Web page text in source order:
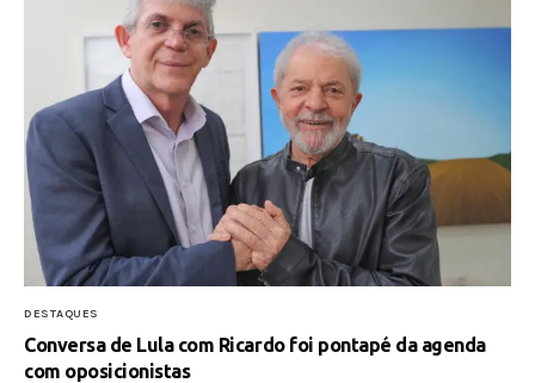
DESTAQUES
Conversa de Lula com Ricardo foi pontapé da agenda
com oposicionistas